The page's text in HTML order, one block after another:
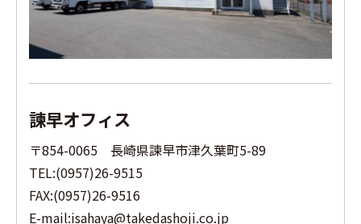
諫早オフィス
〒854-0065 長崎県諫早市津久葉町5-89
TEL:(0957)26-9515
FAX:(0957)26-9516
E-mail:isahaya@takedashoji.co.jp